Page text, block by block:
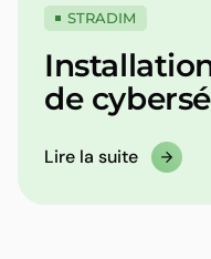
STRADIM
de
Lire la suite